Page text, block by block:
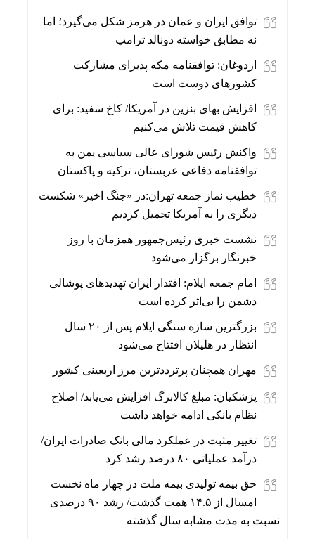
توافق ایران و عمان در هرمز شکل می‌گیرد؛ اما
نه مطابق خواسته دونالد ترامپ
اردوغان: توافقنامه مکه پذیرای مشارکت
کشورهای دوست است
افزایش بهای بنزین در آمریکا/ کاخ سفید: برای
کاهش قیمت تلاش می‌کنیم
واکنش رئیس شورای عالی سیاسی یمن به
توافقنامه دفاعی عربستان، ترکیه و پاکستان
خطیب نماز جمعه تهران:در «جنگ اخیر» شکست
دیگری را به آمریکا تحمیل کردیم
نشست خبری رئیس‌جمهور همزمان با روز
خبرنگار برگزار می‌شود
امام جمعه ایلام: اقتدار ایران تهدیدهای پوشالی
دشمن را بی‌اثر کرده است
بزرگترین سازه سنگی ایلام پس از ۲۰ سال
انتظار در هلیلان افتتاح می‌شود
مهران همچنان پرترددترین مرز اربعینی کشور
پزشکیان: مبلغ کالابرگ افزایش می‌یابد/ اصلاح
نظام بانکی ادامه خواهد داشت
تغییر مثبت در عملکرد مالی بانک صادرات ایران/
درآمد عملیاتی ۸۰ درصد رشد کرد
حق بیمه تولیدی بیمه ملت در چهار ماه نخست
امسال از ۱۴.۵ همت گذشت/ رشد ۹۰ درصدی
نسبت به مدت مشابه سال گذشته